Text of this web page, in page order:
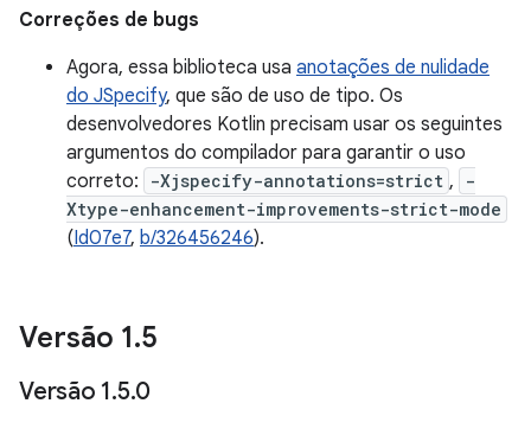
Correções de bugs
Agora, essa biblioteca usa anotações de nulidade
do JSpecify, que são de uso de tipo. Os
desenvolvedores Kotlin precisam usar os seguintes
argumentos do compilador para garantir o uso
correto:
-Xjspecify-annotations=strict ,
-
Xtype-enhancement-improvements-strict-mode
(Id07e7, b/326456246).
Versão 1.5
Versão 1.5.0